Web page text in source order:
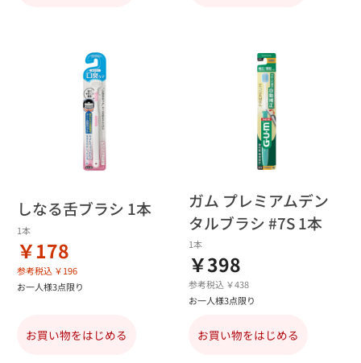
しなる舌ブラシ 1本
1本
￥178
参考税込 ￥196
お一人様3点限り
お買い物をはじめる
ガム プレミアムデン
タルブラシ #7S 1本
1本
￥398
参考税込 ￥438
お一人様3点限り
お買い物をはじめる